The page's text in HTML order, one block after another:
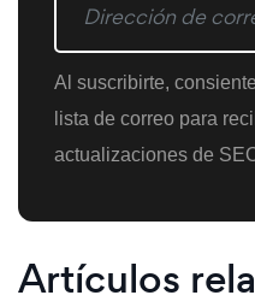
Al suscribirte,
lista de correo para
actualizaciones de
Artículos